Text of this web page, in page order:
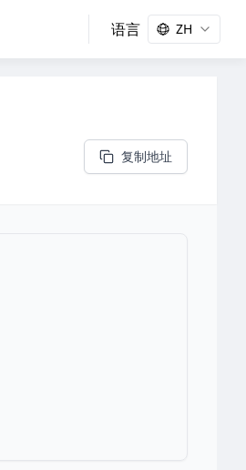
语言 ZH
复制地址